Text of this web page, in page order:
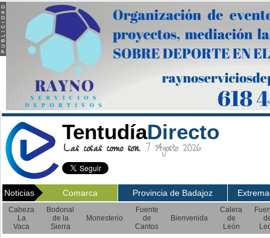
TentudíaDirecto
Las cosas como son. 7 Agosto 2026
Noticias Comarca Provincia de Badajoz
Cabeza
La
Vaca
Bodonal
de la
Sierra
Monesterio
Fuente
de
Cantos
Bienvenida
Calera
de
León